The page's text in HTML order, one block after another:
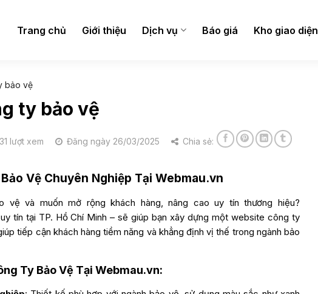
Trang chủ Giới thiệu Dịch vụ Báo giá Kho giao diện
bảo vệ
ty bảo vệ
lượt xem Đăng ngày 26/03/2025 Chia sẻ:
Vệ Chuyên Nghiệp Tại Webmau.vn
vệ và muốn mở rộng khách hàng, nâng cao uy tín thương hiệu?
tín tại TP. Hồ Chí Minh – sẽ giúp bạn xây dựng một website công ty
tiếp cận khách hàng tiềm năng và khẳng định vị thế trong ngành bảo
Ty Bảo Vệ Tại Webmau.vn: